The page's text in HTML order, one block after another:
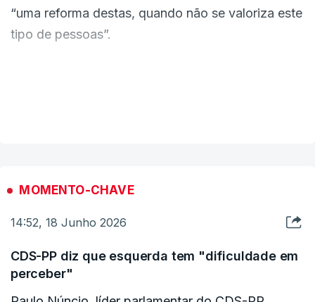
“uma reforma destas, quando não se valoriza este
tipo de pessoas”.
MOMENTO-CHAVE
14:52, 18 Junho 2026
CDS-PP diz que esquerda tem "dificuldade em
perceber"